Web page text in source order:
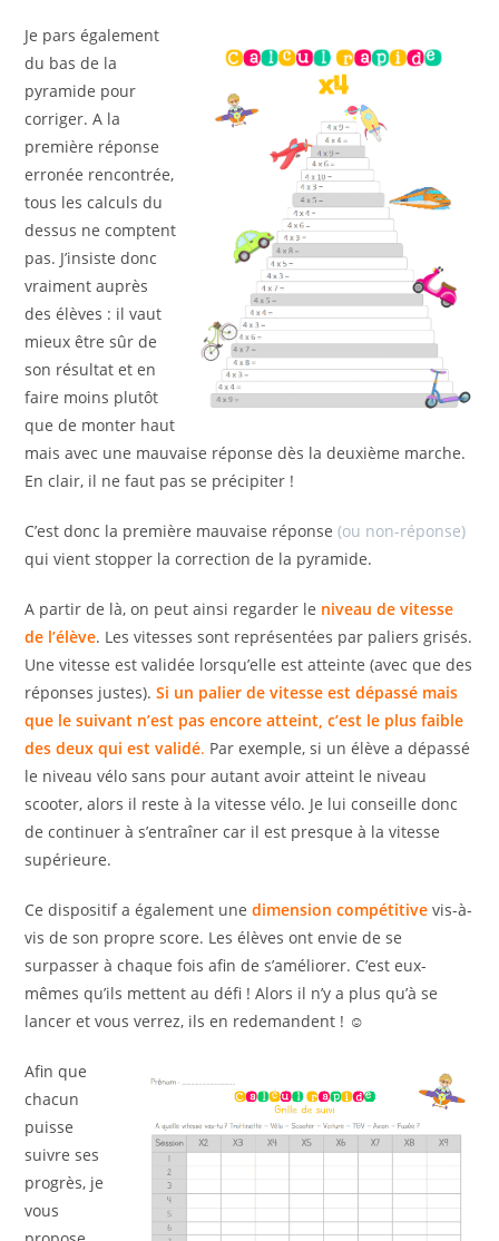
Je pars également
du bas de la
pyramide pour
corriger. A la
première réponse
erronée rencontrée,
tous les calculs du
dessus ne comptent
pas. J’insiste donc
vraiment auprès
des élèves : il vaut
mieux être sûr de
son résultat et en
faire moins plutôt
que de monter haut
mais avec une mauvaise réponse dès la deuxième marche.
En clair, il ne faut pas se précipiter !
C’est donc la première mauvaise réponse(ou non-réponse)
qui vient stopper la correction de la pyramide.
A partir de là, on peut ainsi regarder le niveau de vitesse
de l’élève. Les vitesses sont représentées par paliers grisés.
Une vitesse est validée lorsqu’elle est atteinte (avec que des
réponses justes). Si un palier de vitesse est dépassé mais
que le suivant n’est pas encore atteint, c’est le plus faible
des deux qui est validé. Par exemple, si un élève a dépassé
le niveau vélo sans pour autant avoir atteint le niveau
scooter, alors il reste à la vitesse vélo. Je lui conseille donc
de continuer à s’entraîner car il est presque à la vitesse
supérieure.
Ce dispositif a également une dimension compétitive vis-à-
vis de son propre score. Les élèves ont envie de se
surpasser à chaque fois afin de s’améliorer. C’est eux-
mêmes qu’ils mettent au défi ! Alors il n’y a plus qu’à se
lancer et vous verrez, ils en redemandent ! ☺
Afin que
chacun
puisse
suivre ses
progrès, je
vous